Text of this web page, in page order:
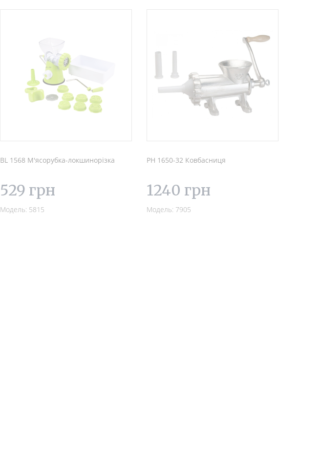
BL 1568 М'ясорубка-локшинорізка
529 грн
Модель: 5815
PH 1650-32 Ковбасниця
1240 грн
Модель: 7905